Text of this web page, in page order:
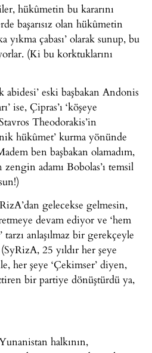
hükûmetin bu kararını
başarısız olan hükûmetin
yıkma çabası’ olarak sunup, bu
(Ki bu korktuklarını
eski başbakan Andonis
ise, Çipras’ı ‘köşeye
Theodorakis’in
hükûmet’ kurma yönünde
ben başbakan olamadım,
adamı Bobolas’ı temsil
gelecekse gelmesin,
devam ediyor ve ‘hem
anlaşılmaz bir gerekçeyle
25 yıldır her şeye
her şeye ‘Çekimser’ diyen,
bir partiye dönüştürdü ya,
halkının,